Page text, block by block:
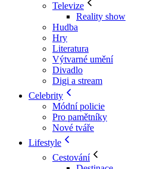
Televize
Reality show
Hudba
Hry
Literatura
Výtvarné umění
Divadlo
Digi a stream
Celebrity
Módní policie
Pro pamětníky
Nové tváře
Lifestyle
Cestování